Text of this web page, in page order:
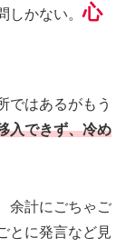
しかない。心
ではあるがもう
入できず、冷め
余計にごちゃご
とに発言など見